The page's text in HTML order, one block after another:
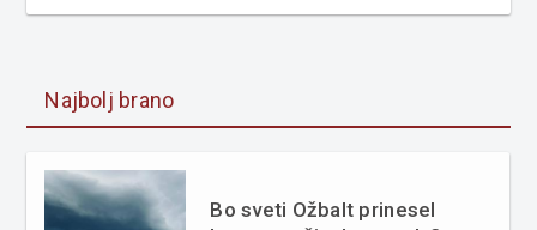
Najbolj brano
Bo sveti Ožbalt prinesel